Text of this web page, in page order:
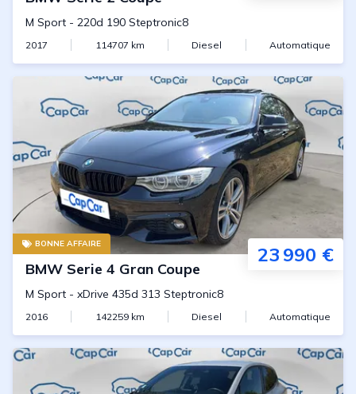
M Sport - 220d 190 Steptronic8
2017 114707 km Diesel Automatique
BONNE AFFAIRE 23 990 €
BMW Serie 4 Gran Coupe
M Sport - xDrive 435d 313 Steptronic8
2016 142259km Diesel Automatique